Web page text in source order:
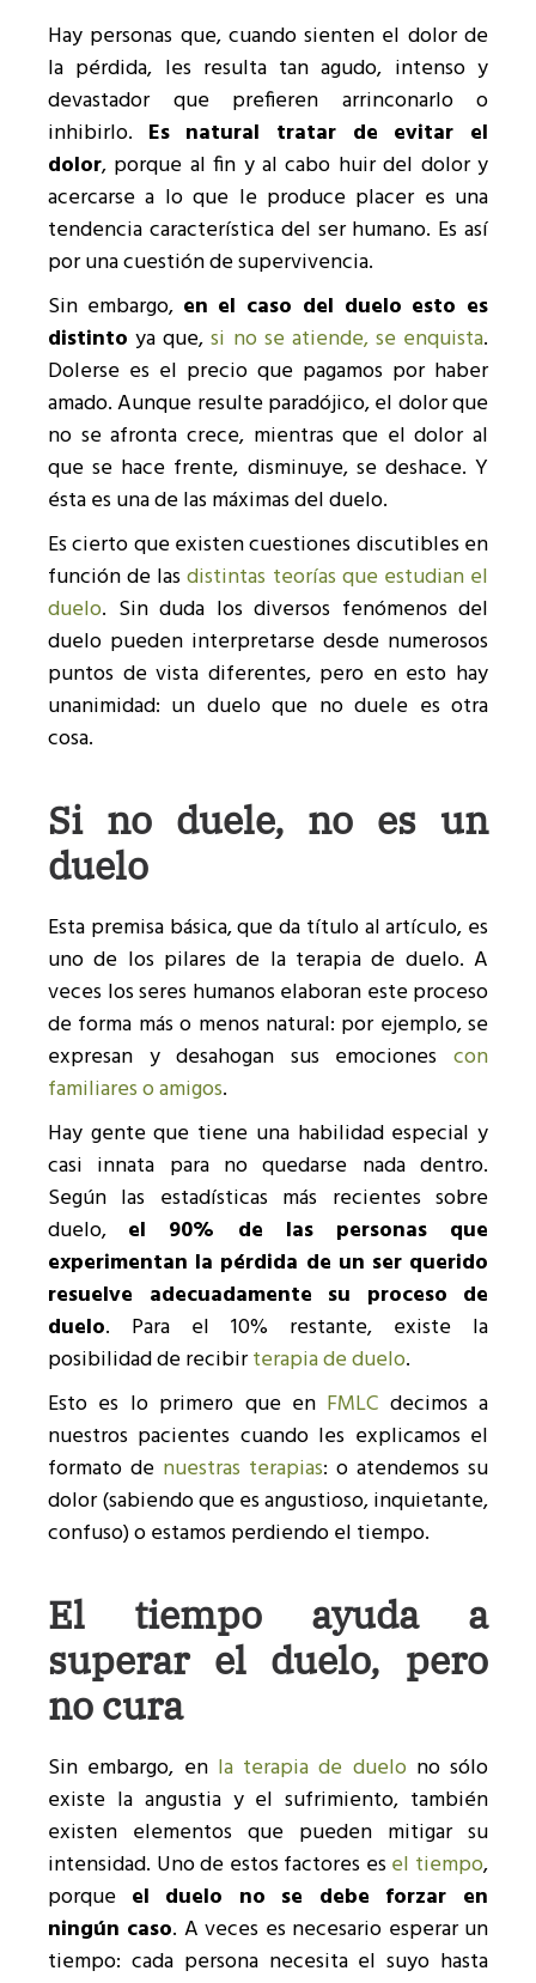
Hay personas que, cuando sienten el dolor de
la pérdida, les resulta tan agudo, intenso y
devastador que prefieren arrinconarlo o
inhibirlo. Es natural tratar de evitar el
dolor, porque al fin y al cabo huir del dolor y
acercarse a lo que le produce placer es una
tendencia característica del ser humano. Es así
por una cuestión de supervivencia.
Sin embargo, en el caso del duelo esto es
distinto ya que,si no se atiende, se enquista.
Dolerse es el precio que pagamos por haber
amado. Aunque resulte paradójico, el dolor que
no se afronta crece, mientras que el dolor al
que se hace frente, disminuye, se deshace. Y
ésta es una de las máximas del duelo.
Es cierto que existen cuestiones discutibles en
función de lasdistintas teorías que estudian el
duelo. Sin duda los diversos fenómenos del
duelo pueden interpretarse desde numerosos
puntos de vista diferentes, pero en esto hay
unanimidad: un duelo que no duele es otra
cosa.
Si no duele, no es un
duelo
Esta premisa básica, que da título al artículo, es
uno de los pilares de la terapia de duelo. A
veces los seres humanos elaboran este proceso
de forma más o menos natural: por ejemplo, se
expresan y desahogan sus emociones con
familiares o amigos.
Hay gente que tiene una habilidad especial y
casi innata para no quedarse nada dentro.
Según las estadísticas más recientes sobre
duelo, el 90% de las personas que
experimentan la pérdida de un ser querido
resuelve adecuadamente su proceso de
duelo. Para el 10% restante, existe la
posibilidad de recibirterapia de duelo.
Esto es lo primero que en FMLC decimos a
nuestros pacientes cuando les explicamos el
formato de nuestras terapias: o atendemos su
dolor (sabiendo que es angustioso, inquietante,
confuso) o estamos perdiendo el tiempo.
El tiempo ayuda a
superar el duelo, pero
no cura
Sin embargo, enla terapia de duelono sólo
existe la angustia y el sufrimiento, también
existen elementos que pueden mitigar su
intensidad. Uno de estos factores esel tiempo,
porque el duelo no se debe forzar en
ningún caso. A veces es necesario esperar un
tiempo: cada persona necesita el suyo hasta